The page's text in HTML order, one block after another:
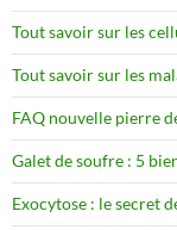
Tout savoir sur les
Tout savoir sur les
FAQ nouvelle pierre
Galet de soufre : 5
Exocytose : le secret